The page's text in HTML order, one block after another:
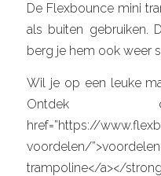
De Flexbounce mini
als buiten gebruiken.
berg je hem ook weer
Wil je op een leuke
Ontdek
href=”https://
voordelen/
trampoline</a></